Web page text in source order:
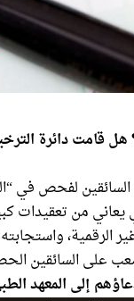
هل قامت دائرة
لفحص في
يعاني من
الرقمية،
على السائقين
إلى المعهد